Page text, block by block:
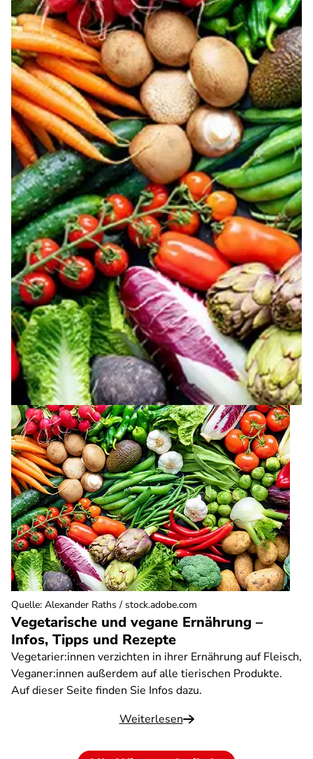
Vegetarische und vegane Ernährung –
Infos, Tipps und Rezepte
Vegetarier:innen verzichten in ihrer Ernährung auf Fleisch,
Veganer:innen außerdem auf alle tierischen Produkte.
Auf dieser Seite finden Sie Infos dazu.
Weiterlesen
Quelle: Alexander Raths / stock.adobe.com